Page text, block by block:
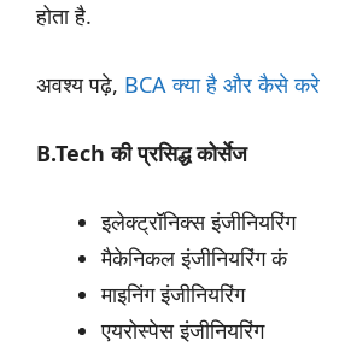
होता है.
अवश्य पढ़े, BCA क्या है और कैसे करे
B.Tech की प्रसिद्ध कोर्सेज
इलेक्ट्रॉनिक्स इंजीनियरिंग
मैकेनिकल इंजीनियरिंग कं
माइनिंग इंजीनियरिंग
एयरोस्पेस इंजीनियरिंग